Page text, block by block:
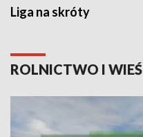
Liga na skróty
ROLNICTWO I WIEŚ